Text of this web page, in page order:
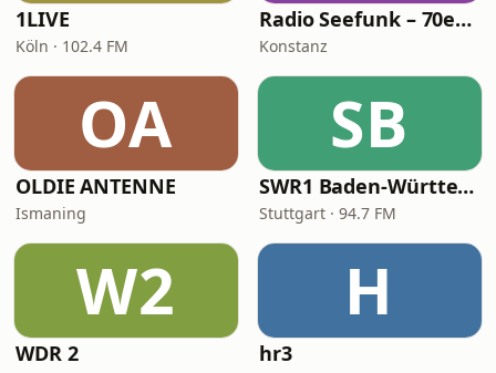
1LIVE
Köln · 102.4 FM
Radio Seefunk – 70er pur
Konstanz
OA
OLDIE ANTENNE
Ismaning
SB
SWR1 Baden-Württemberg
Stuttgart · 94.7 FM
W2
WDR 2
H
hr3